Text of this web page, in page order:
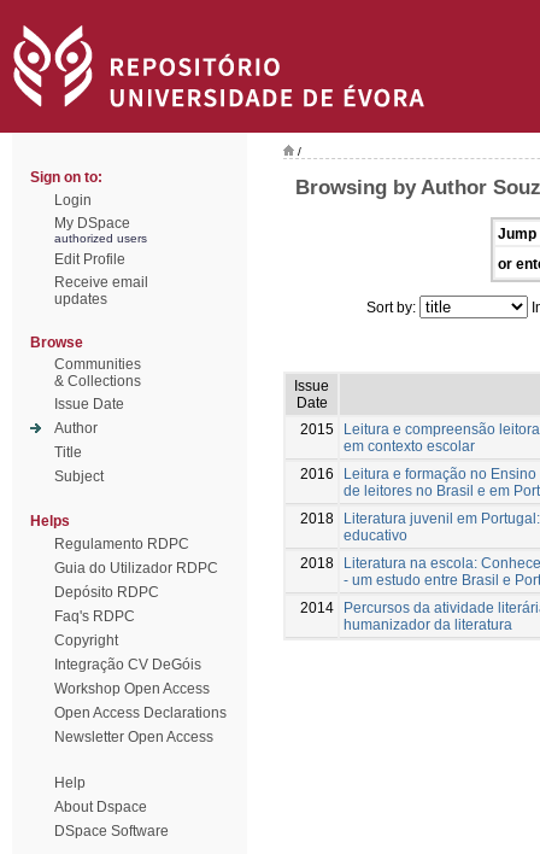
Sign on to:
Login
My DSpace
authorized users
Edit Profile
Receive email
updates
Browse
Communities
& Collections
Issue Date
Author
Title
Subject
Helps
Regulamento RDPC
Guia do Utilizador RDPC
Depósito RDPC
Faq's RDPC
Copyright
Integração CV DeGóis
Workshop Open Access
Open Access Declarations
Newsletter Open Access
Help
About Dspace
DSpace Software
/
Browsing by Author
Jump
or
Sort by:
Issue
Date
2015
Leitura e compreensão
em contexto escolar
2016
Leitura e formação no
de leitores no Brasil e em
2018
Literatura juvenil em
educativo
2018
Literatura na escola:
- um estudo entre Brasil e
2014
Percursos da atividade
humanizador da literatura